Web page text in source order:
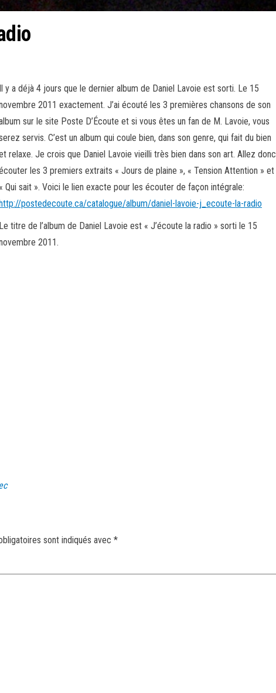
Il y a déjà 4 jours que le dernier album de Daniel Lavoie est sorti. Le 15
2011 exactement. J’ai écouté les 3 premières chansons de son
sur le site Poste D’Écoute et si vous êtes un fan de M. Lavoie, vous
servis. C’est un album qui coule bien, dans son genre, qui fait du bien
relaxe. Je crois que Daniel Lavoie vieilli très bien dans son art. Allez donc
les 3 premiers extraits « Jours de plaine », « Tension Attention » et
« Qui sait ». Voici le lien exacte pour les écouter de façon intégrale:
postedecoute.ca/catalogue/album/daniel-lavoie-j_ecoute-la-radio
Le titre de l’album de Daniel Lavoie est « J’écoute la radio » sorti le 15
2011.
sont indiqués avec *